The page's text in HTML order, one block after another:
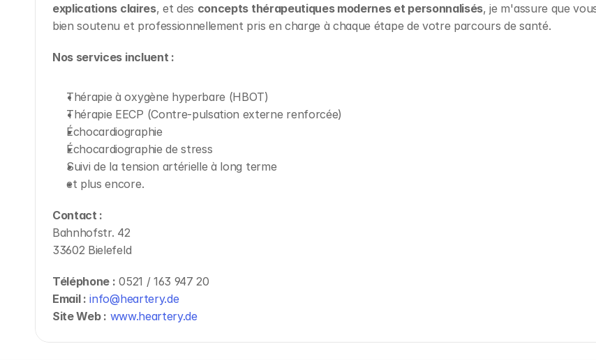
explications claires, et des concepts thérapeutiques modernes et personnalisés, je m'assure que
bien soutenu et professionnellement pris en charge à chaque étape de votre parcours de santé.
Nos services incluent :
Thérapie à oxygène hyperbare (HBOT)
Thérapie EECP (Contre-pulsation externe renforcée)
Échocardiographie
Échocardiographie de stress
Suivi de la tension artérielle à long terme
et plus encore.
Contact :
Bahnhofstr. 42
33602 Bielefeld
Téléphone : 0521 / 163 947 20
Email : info@heartery.de
Site Web : www.heartery.de